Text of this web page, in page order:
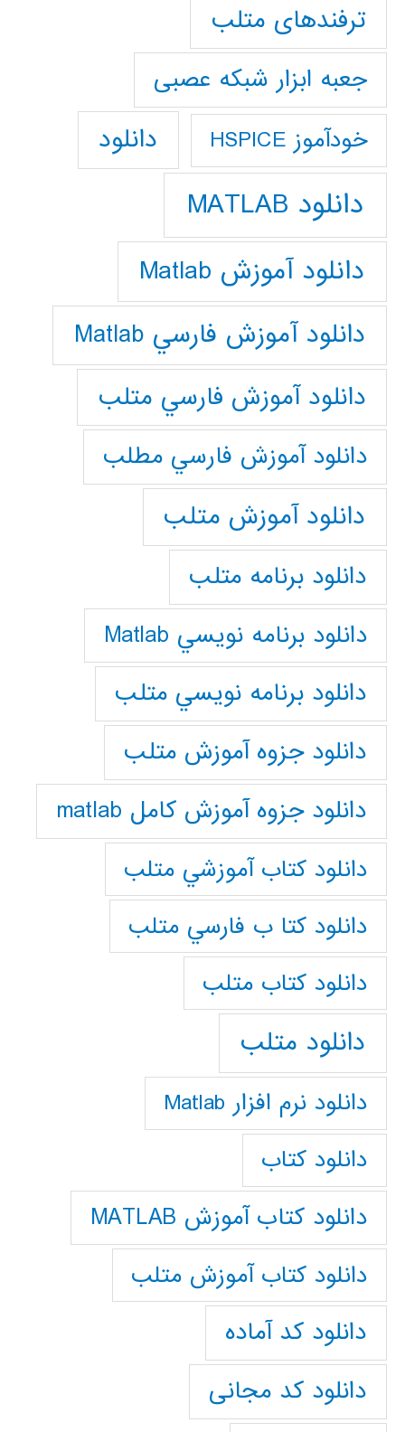
ترفندهای متلب
جعبه ابزار شبکه عصبی
خودآموز HSPICE دانلود
دانلود MATLAB
دانلود آموزش Matlab
دانلود آموزش فارسي Matlab
دانلود آموزش فارسي متلب
دانلود آموزش فارسي مطلب
دانلود آموزش متلب
دانلود برنامه متلب
دانلود برنامه نويسي Matlab
دانلود برنامه نويسي متلب
دانلود جزوه آموزش متلب
دانلود جزوه آموزش کامل matlab
دانلود كتاب آموزشي متلب
دانلود كتا ب فارسي متلب
دانلود كتاب متلب
دانلود متلب
دانلود نرم افزار Matlab
دانلود کتاب
دانلود کتاب آموزش MATLAB
دانلود کتاب آموزش متلب
دانلود کد آماده
دانلود کد مجانی